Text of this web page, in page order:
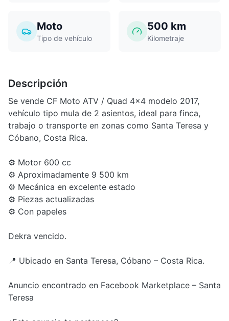
Moto
Tipo de vehículo
500 km
Kilometraje
Descripción
Se vende CF Moto ATV / Quad 4x4 modelo 2017,
vehículo tipo mula de 2 asientos, ideal para finca,
trabajo o transporte en zonas como Santa Teresa y
Cóbano, Costa Rica.
⚙️ Motor 600 cc
⚙️ Aproximadamente 9 500 km
⚙️ Mecánica en excelente estado
⚙️ Piezas actualizadas
⚙️ Con papeles
Dekra vencido.
📍 Ubicado en Santa Teresa, Cóbano – Costa Rica.
Anuncio encontrado en Facebook Marketplace – Santa
Teresa